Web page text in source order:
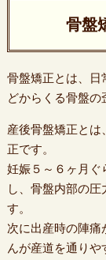
骨盤
骨盤矯正とは、日
どからくる骨盤の
産後骨盤矯正とは
正です。
妊娠５～６ヶ月ぐ
し、骨盤内部の
す。
次に出産時の陣痛
んが産道を通りや